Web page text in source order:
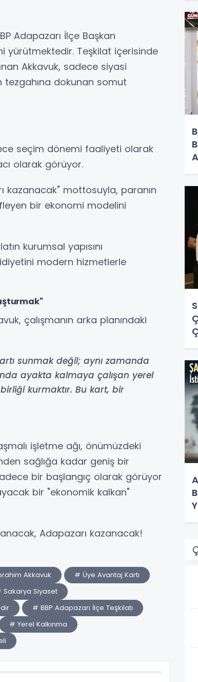
Adapazarı İlçe Başkan
yürütmektedir. Teşkilat içerisinde
Akkavuk, sadece siyasi
tezgahına dokunan somut
seçim dönemi faaliyeti olarak
olarak görüyor.
kazanacak" mottosuyla, paranın
bir ekonomi modelini
kurumsal yapısını
modern hizmetlerle
çalışmanın arka planındaki
sunmak değil; aynı zamanda
ayakta kalmaya çalışan yerel
kurmaktır. Bu kart, bir
işletme ağı, önümüzdeki
sağlığa kadar geniş bir
bir başlangıç olarak görüyor
bir "ekonomik kalkan"
Adapazarı kazanacak!
Akkavuk
# Üye Avantaj Kartı
Sakarya Siyaset
# BBP Adapazarı İlçe Teşkilatı
# Yerel Kalkınma